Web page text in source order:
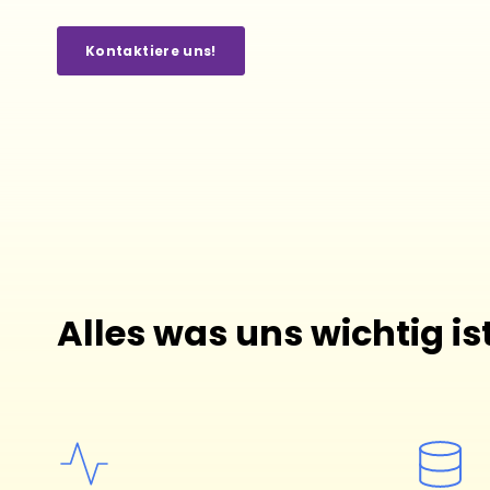
Kontaktiere uns!
Alles was uns wichtig